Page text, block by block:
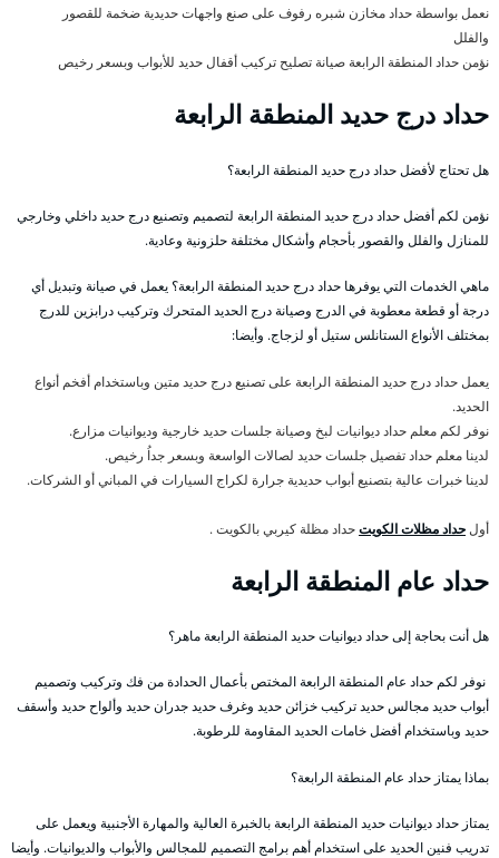
نعمل بواسطة حداد مخازن شبره رفوف على صنع واجهات حديدية ضخمة للقصور
والفلل
نؤمن حداد المنطقة الرابعة صيانة تصليح تركيب أقفال حديد للأبواب وبسعر رخيص
حداد درج حديد المنطقة الرابعة
هل تحتاج لأفضل حداد درج حديد المنطقة الرابعة؟
نؤمن لكم أفضل حداد درج حديد المنطقة الرابعة لتصميم وتصنيع درج حديد داخلي وخارجي
للمنازل والفلل والقصور بأحجام وأشكال مختلفة حلزونية وعادية.
ماهي الخدمات التي يوفرها حداد درج حديد المنطقة الرابعة؟ يعمل في صيانة وتبديل أي
درجة أو قطعة معطوبة في الدرج وصيانة درج الحديد المتحرك وتركيب درابزين للدرج
بمختلف الأنواع الستانلس ستيل أو لزجاج. وأيضا:
يعمل حداد درج حديد المنطقة الرابعة على تصنيع درج حديد متين وباستخدام أفخم أنواع
الحديد.
نوفر لكم معلم حداد ديوانيات لبخ وصيانة جلسات حديد خارجية وديوانيات مزارع.
لدينا معلم حداد تفصيل جلسات حديد لصالات الواسعة وبسعر جداُ رخيص.
لدينا خبرات عالية بتصنيع أبواب حديدية جرارة لكراج السيارات في المباني أو الشركات.
أولحداد مظلات الكويتحداد مظلة كيربي بالكويت .
حداد عام المنطقة الرابعة
هل أنت بحاجة إلى حداد ديوانيات حديد المنطقة الرابعة ماهر؟
نوفر لكم حداد عام المنطقة الرابعة المختص بأعمال الحدادة من فك وتركيب وتصميم
أبواب حديد مجالس حديد تركيب خزائن حديد وغرف حديد جدران حديد وألواح حديد وأسقف
حديد وباستخدام أفضل خامات الحديد المقاومة للرطوبة.
بماذا يمتاز حداد عام المنطقة الرابعة؟
يمتاز حداد ديوانيات حديد المنطقة الرابعة بالخبرة العالية والمهارة الأجنبية ويعمل على
تدريب فنين الحديد على استخدام أهم برامج التصميم للمجالس والأبواب والديوانيات. وأيضا